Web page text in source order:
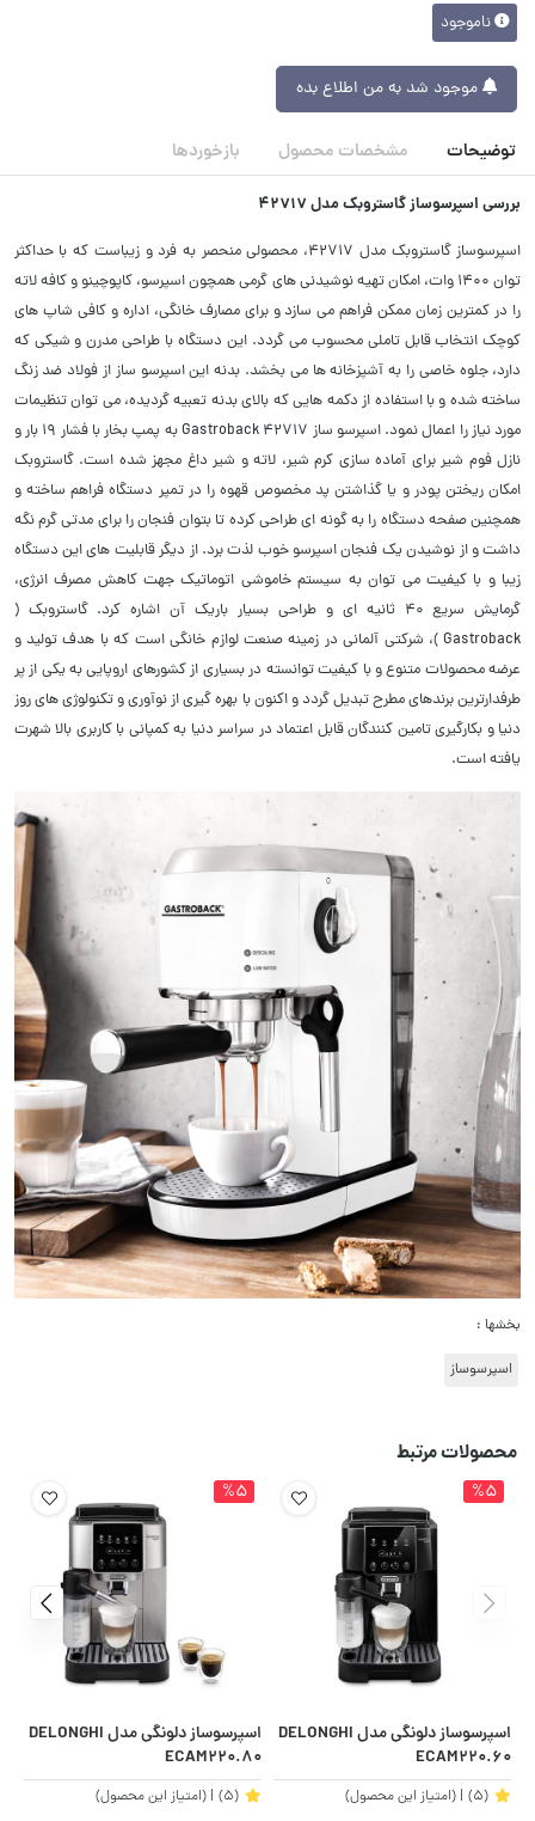
ناموجود
موجود شد به من اطلاع بده
توضیحات مشخصات محصول بازخوردها
بررسی اسپرسوساز گاستروبک مدل 42717
اسپرسوساز گاستروبک مدل ۴۲۷۱۷، محصولی منحصر به فرد و زیباست که با حداکثر
توان ۱۴۰۰ وات، امکان تهیه نوشیدنی های گرمی همچون اسپرسو، کاپوچینو و کافه لاته
را در کمترین زمان ممکن فراهم می سازد و برای مصارف خانگی، اداره و کافی شاپ های
کوچک انتخاب قابل تاملی محسوب می گردد. این دستگاه با طراحی مدرن و شیکی که
دارد، جلوه خاصی را به آشپزخانه ها می بخشد. بدنه این اسپرسو ساز از فولاد ضد زنگ
ساخته شده و با استفاده از دکمه هایی که بالای بدنه تعبیه گردیده، می توان تنظیمات
مورد نیاز را اعمال نمود. اسپرسو ساز Gastroback 42717 به پمپ بخار با فشار ۱۹ بار و
نازل فوم شیر برای آماده سازی کرم شیر، لاته و شیر داغ مجهز شده است. گاستروبک
امکان ریختن پودر و یا گذاشتن پد مخصوص قهوه را در تمپر دستگاه فراهم ساخته و
همچنین صفحه دستگاه را به گونه ای طراحی کرده تا بتوان فنجان را برای مدتی گرم نگه
داشت و از نوشیدن یک فنجان اسپرسو خوب لذت برد. از دیگر قابلیت های این دستگاه
زیبا و با کیفیت می توان به سیستم خاموشی اتوماتیک جهت کاهش مصرف انرژی،
گرمایش سریع ۴۰ ثانیه ای و طراحی بسیار باریک آن اشاره کرد. گاستروبک (
Gastroback )، شرکتی آلمانی در زمینه صنعت لوازم خانگی است که با هدف تولید و
عرضه محصولات متنوع و با کیفیت توانسته در بسیاری از کشورهای اروپایی به یکی از پر
طرفدارترین برندهای مطرح تبدیل گردد و اکنون با بهره گیری از نوآوری و تکنولوژی های روز
دنیا و بکارگیری تامین کنندگان قابل اعتماد در سراسر دنیا به کمپانی با کاربری بالا شهرت
یافته است.
بخشها :
اسپرسوساز
محصولات مرتبط
%5
اسپرسوساز دلونگی مدل DELONGHI
ECAM220.60
(5)
| (امتیاز این محصول)
%5
اسپرسوساز دلونگی مدل DELONGHI
ECAM220.80
(5)
| (امتیاز این محصول)